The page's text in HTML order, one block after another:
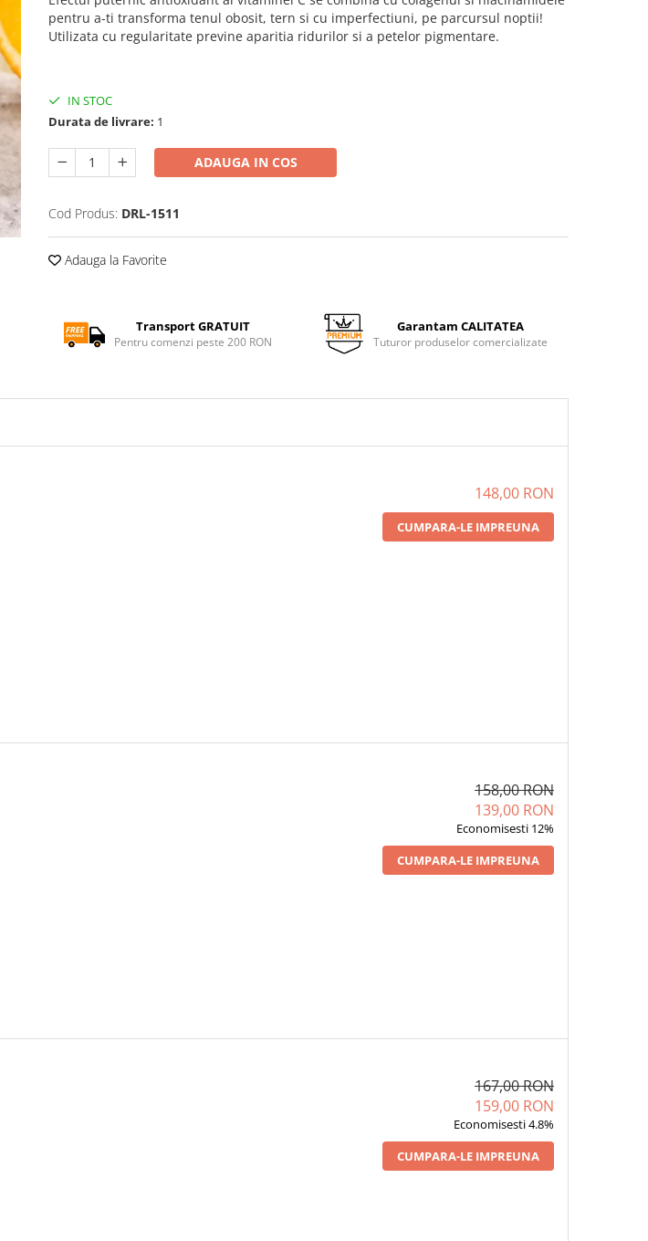
pentru a-ti transforma tenul obosit, tern si cu imperfectiuni, pe parcursul noptii!
Utilizata cu regularitate previne aparitia ridurilor si a petelor pigmentare.
IN STOC
Durata de livrare: 1
ADAUGA IN COS
Cod Produs: DRL-1511
Adauga la Favorite
Transport GRATUIT
Pentru comenzi peste 200 RON
Garantam CALITATEA
Tuturor produselor comercializate
148,00 RON
CUMPARA-LE IMPREUNA
158,00 RON
139,00 RON
Economisesti 12%
CUMPARA-LE IMPREUNA
167,00 RON
159,00 RON
Economisesti 4.8%
CUMPARA-LE IMPREUNA